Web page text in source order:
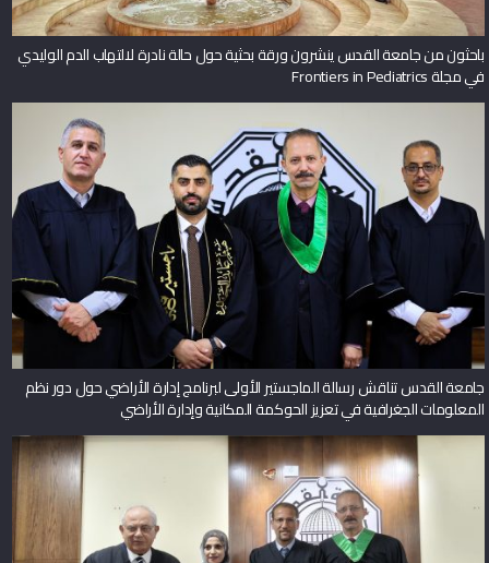
باحثون من جامعة القدس ينشرون ورقة بحثية حول حالة نادرة لالتهاب الدم الوليدي
في مجلة Frontiers in Pediatrics
جامعة القدس تناقش رسالة الماجستير الأولى لبرنامج إدارة الأراضي حول دور نظم
المعلومات الجغرافية في تعزيز الحوكمة المكانية وإدارة الأراضي